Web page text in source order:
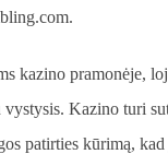
.
kazino pramonėje,
Kazino turi
patirties kūrimą,